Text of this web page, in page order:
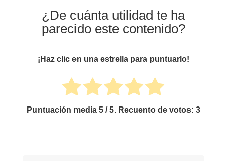
¿De cuánta utilidad te ha
parecido este contenido?
¡Haz clic en una estrella para puntuarlo!
Puntuación media 5/ 5. Recuento de votos: 3